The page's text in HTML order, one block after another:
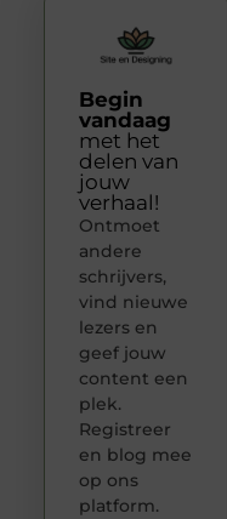
Begin
vandaag
met het
delen van
jouw
verhaal!
Ontmoet
andere
schrijvers,
vind nieuwe
lezers en
geef jouw
content een
plek.
Registreer
en blog mee
op ons
platform.